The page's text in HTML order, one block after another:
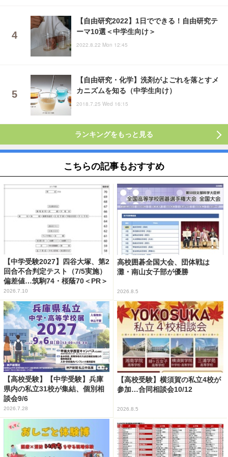
【自由研究2022】1日でできる！自由研究テ
ーマ10選＜中学生向け＞
2022.8.22 Mon 12:45
【自由研究・化学】洗剤がよごれを落とすメ
カニズムを知る（中学生向け）
2018.7.25 Wed 16:15
ランキングをもっと見る
こちらの記事もおすすめ
【中学受験2027】四谷大塚、第2
回合不合判定テスト（7/5実施）
偏差値…筑駒74・桜蔭70＜PR＞
2026.7.10
高校囲碁全国大会、団体戦は
灘・南山女子部が優勝
2026.8.5
【高校受験】【中学受験】兵庫
県内の私立31校が集結、個別相
談会9/6
2026.7.28
【高校受験】横須賀の私立4校が
参加…合同相談会10/12
2026.8.5